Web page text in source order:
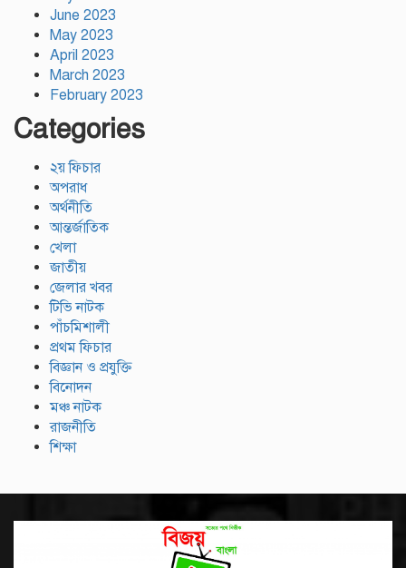
June 2023
May 2023
April 2023
March 2023
February 2023
Categories
২য় ফিচার
অপরাধ
অর্থনীতি
আন্তর্জাতিক
খেলা
জাতীয়
জেলার খবর
টিভি নাটক
পাঁচমিশালী
প্রথম ফিচার
বিজ্ঞান ও প্রযুক্তি
বিনোদন
মঞ্চ নাটক
রাজনীতি
শিক্ষা